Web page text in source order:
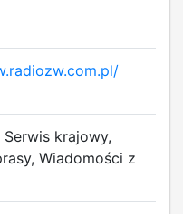
krajowy,
Wiadomości z